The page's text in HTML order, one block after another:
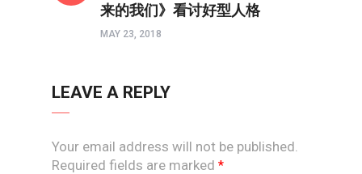
来的我们》看讨好型人格
MAY 23, 2018
LEAVE A REPLY
Your email address will not be published.
Required fields are marked *